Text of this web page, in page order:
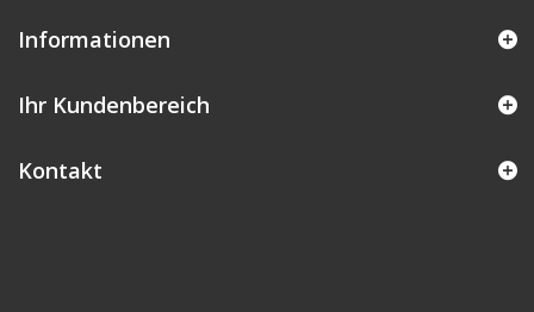
Informationen
Ihr Kundenbereich
Kontakt